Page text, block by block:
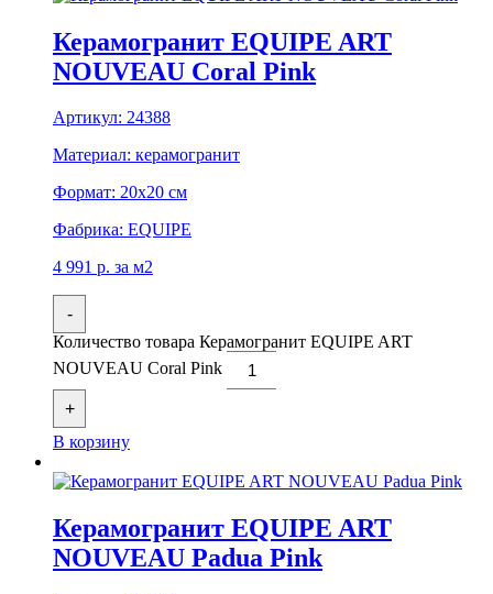
Керамогранит EQUIPE ART
NOUVEAU Coral Pink
Артикул: 24388
Материал: керамогранит
Формат: 20x20 см
Фабрика: EQUIPE
4 991 р. за м2
-
Количество товара Керамогранит EQUIPE ART
NOUVEAU Coral Pink
+
В корзину
Керамогранит EQUIPE ART
NOUVEAU Padua Pink